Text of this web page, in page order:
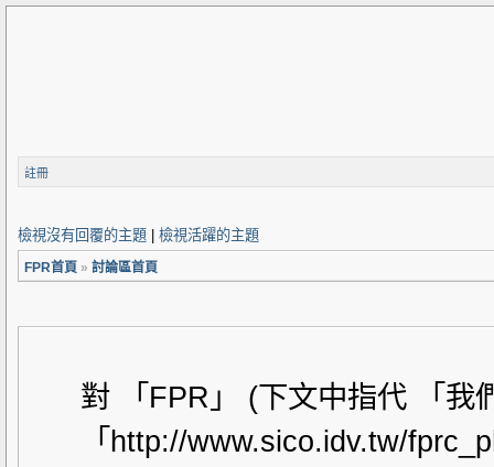
註冊
檢視沒有回覆的主題 檢視活躍的主題
FPR首頁 » 討論區首頁
對 「FPR」 (下文中指代 「我
「http://www.sico.idv.tw/